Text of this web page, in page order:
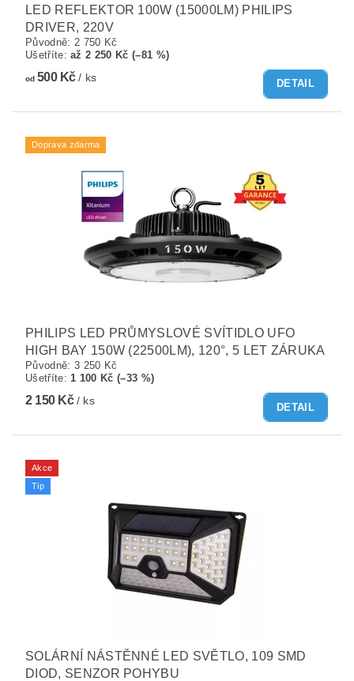
LED REFLEKTOR 100W (15000LM) PHILIPS
DRIVER, 220V
Původně: 2 750 Kč
Ušetříte:až 2 250 Kč (–81 %)
od500 Kč/ ks
DETAIL
Doprava zdarma
PHILIPS LED PRŮMYSLOVÉ SVÍTIDLO UFO
HIGH BAY 150W (22500LM), 120°, 5 LET ZÁRUKA
Původně: 3 250 Kč
Ušetříte: 1 100 Kč (–33 %)
2 150 Kč/ ks
DETAIL
Akce
Tip
SOLÁRNÍ NÁSTĚNNÉ LED SVĚTLO, 109 SMD
DIOD, SENZOR POHYBU